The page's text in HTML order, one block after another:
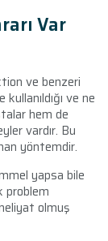
Var
ve benzeri
ve ne
hem de
vardır. Bu
yöntemdir.
yapsa bile
problem
olmuş